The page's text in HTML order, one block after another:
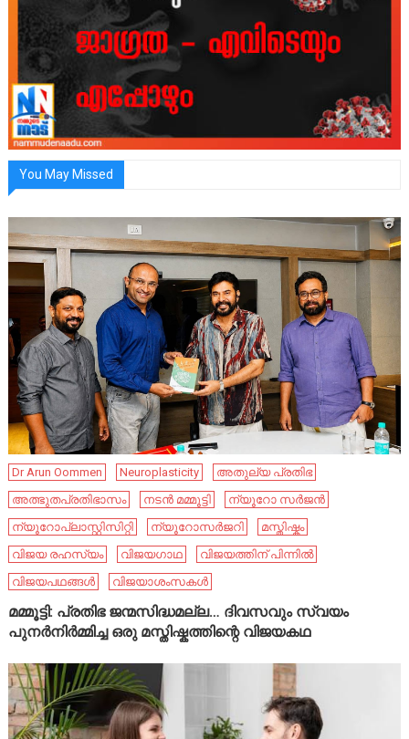
You May Missed
Dr Arun Oommen Neuroplasticity
അതുല്യ പ്രതിഭ
അത്ഭുതപ്രതിഭാസം
നടൻ മമ്മൂട്ടി
ന്യൂറോ സർജൻ
ന്യൂറോപ്ലാസ്റ്റിസിറ്റി
ന്യൂറോസർജറി
മസ്തിഷ്കം
വിജയ രഹസ്യം
വിജയഗാഥ
വിജയത്തിന് പിന്നിൽ
വിജയപഥങ്ങൾ
വിജയാശംസകൾ
മമ്മൂട്ടി: പ്രതിഭ ജന്മസിദ്ധമല്ല… ദിവസവും സ്വയം
പുനർനിർമ്മിച്ച ഒരു മസ്തിഷ്കത്തിന്റെ വിജയകഥ